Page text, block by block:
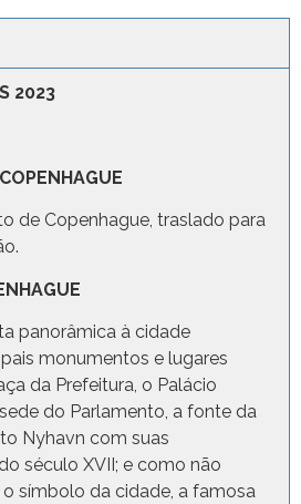
2023
de Copenhague, traslado para
panorâmica à cidade
monumentos e lugares
da Prefeitura, o Palácio
do Parlamento, a fonte da
Nyhavn com suas
século XVII; e como não
o símbolo da cidade, a famosa